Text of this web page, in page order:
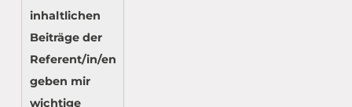
inhaltlichen
Beiträge der
Referent/in/en
geben mir
wichtige